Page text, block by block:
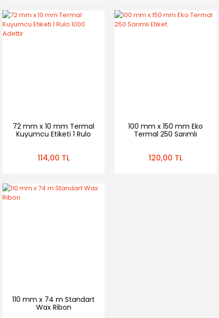
72 mm x 10 mm Termal
Kuyumcu Etiketi 1 Rulo
114,00 TL
100 mm x 150 mm Eko
Termal 250 Sarımlı
120,00 TL
110 mm x 74 m Standart
Wax Ribon